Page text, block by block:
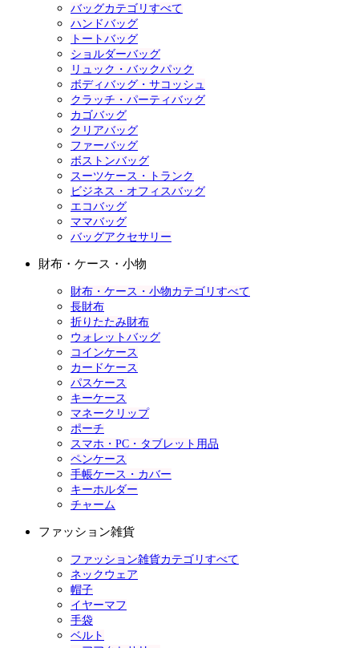
バッグカテゴリすべて
ハンドバッグ
トートバッグ
ショルダーバッグ
リュック・バックパック
ボディバッグ・サコッシュ
クラッチ・パーティバッグ
カゴバッグ
クリアバッグ
ファーバッグ
ボストンバッグ
スーツケース・トランク
ビジネス・オフィスバッグ
エコバッグ
ママバッグ
バッグアクセサリー
財布・ケース・小物
財布・ケース・小物カテゴリすべて
長財布
折りたたみ財布
ウォレットバッグ
コインケース
カードケース
パスケース
キーケース
マネークリップ
ポーチ
スマホ・PC・タブレット用品
ペンケース
手帳ケース・カバー
キーホルダー
チャーム
ファッション雑貨
ファッション雑貨カテゴリすべて
ネックウェア
帽子
イヤーマフ
手袋
ベルト